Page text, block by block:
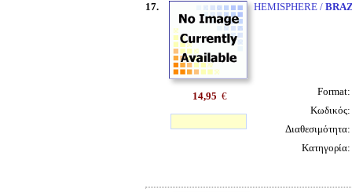
17. HEMISPHERE /
14,95 €
Format:
Κωδικός:
Διαθεσιμότητα:
Κατηγορία: